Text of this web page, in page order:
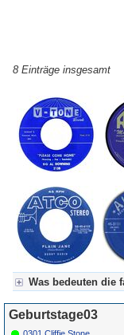
8 Einträge insgesamt
Was bedeuten die
Für Axel's
Grün = Kurzgeschichte
Geburtstage03